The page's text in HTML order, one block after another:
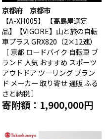
リア
市（新潟県）
石川県）
福井県）
岐阜県）
阜県）
茂市（岐阜県）
静岡県）
京都府 京都市
【A-XH005】
【高島屋選定
品】【VIGORE】山と旅の自転
車プラス GRX820（2×12速）
［ 京都 ロードバイク 自転車 ブ
ランド 人気 おすすめ スポーツ
アウトドア ツーリング ブラン
ド メーカー 取り寄せ 通販 ふる
さと納税 ］
寄附額：1,900,000円